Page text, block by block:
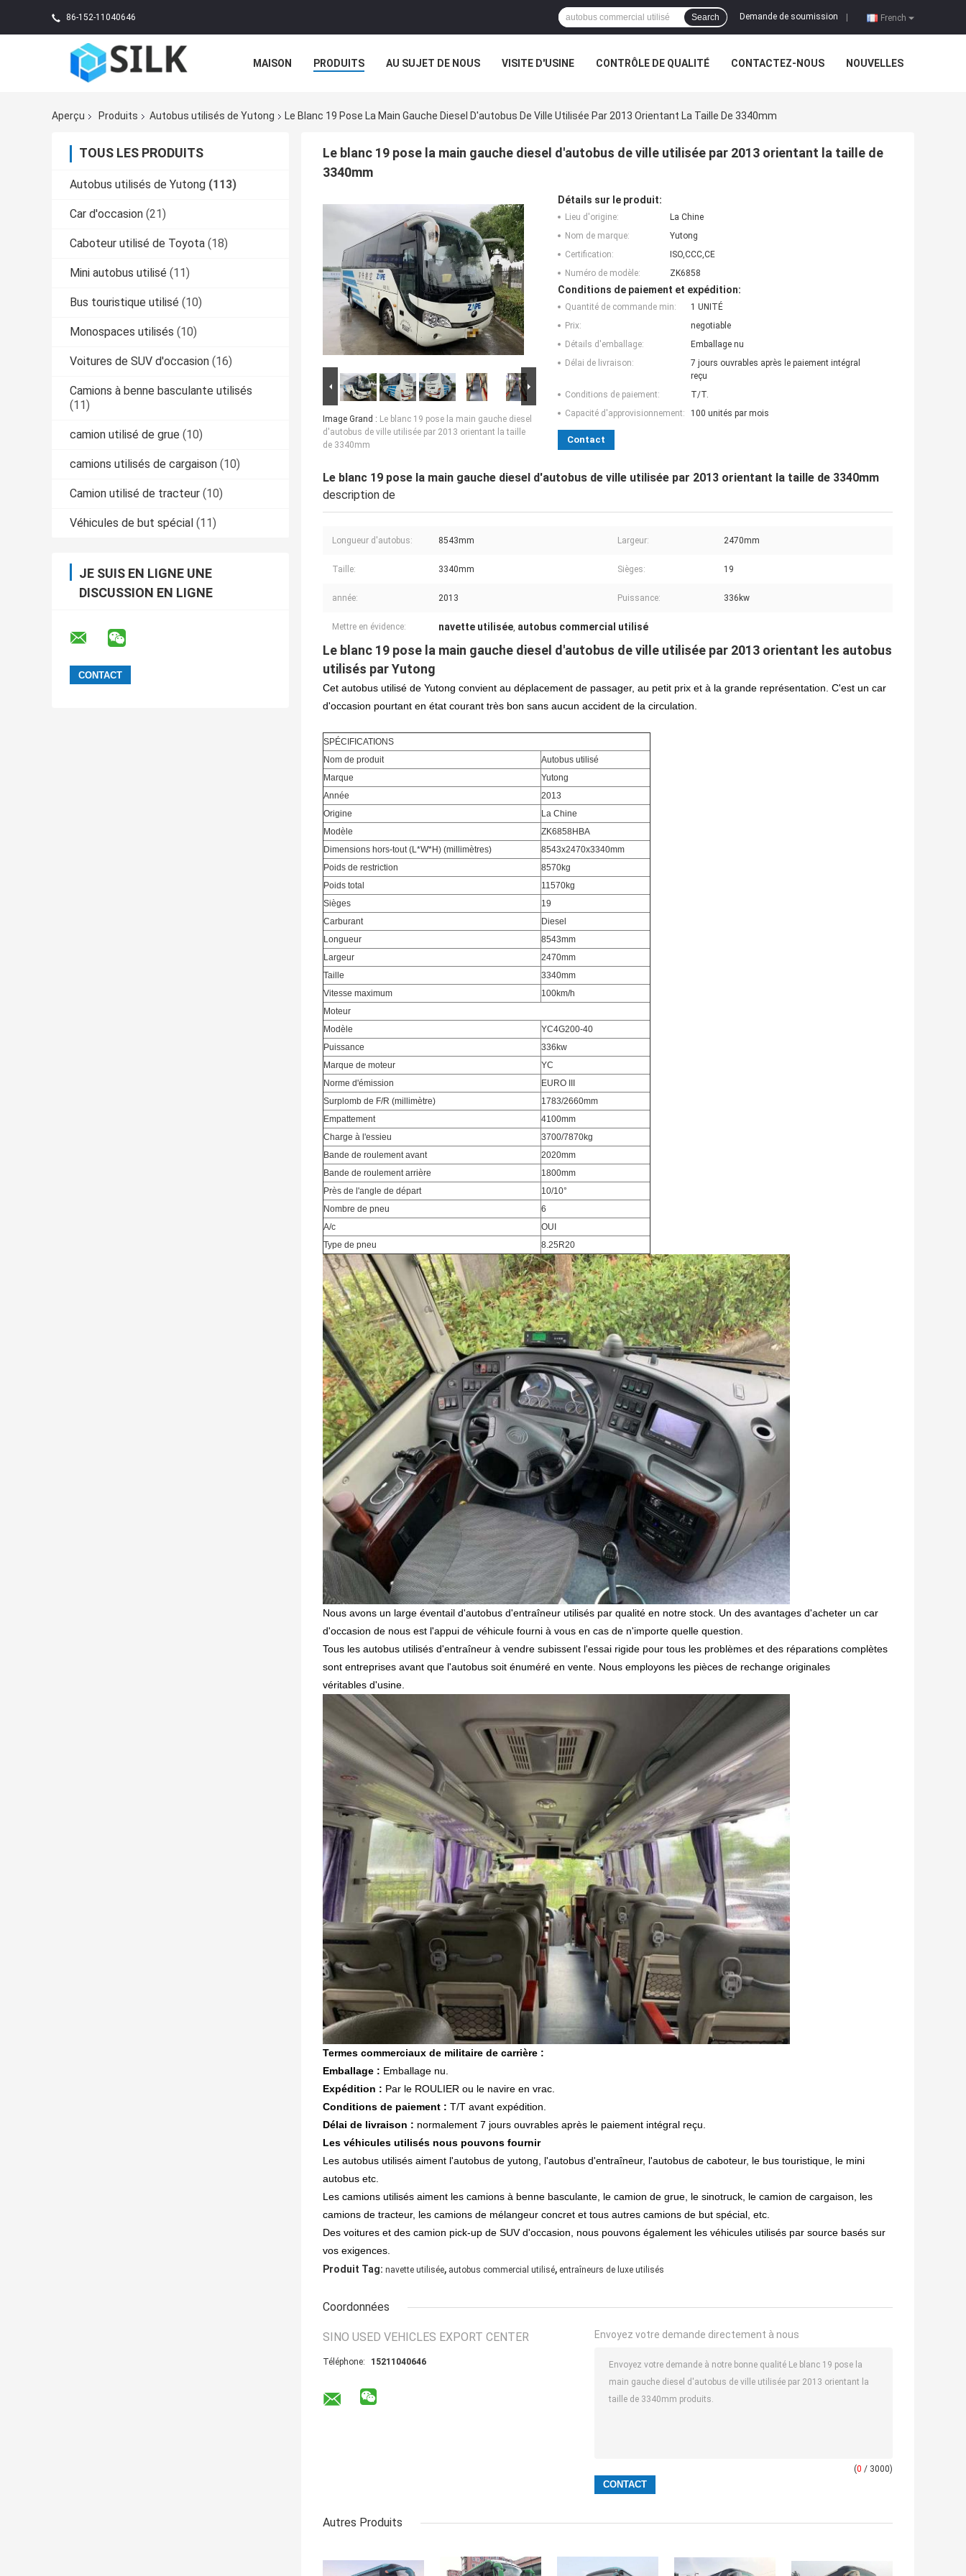
86-152-11040646 French
Demande de soumission
Search
MAISON PRODUITS AU SUJET DE NOUS VISITE D'USINE CONTRÔLE DE QUALITÉ CONTACTEZ-NOUS NOUVELLES
Aperçu Produits Autobus utilisés de Yutong Le Blanc 19 Pose La Main Gauche Diesel D'autobus De Ville Utilisée Par 2013 Orientant La Taille De 3340mm
TOUS LES PRODUITS
Autobus utilisés de Yutong (113)
Car d'occasion (21)
Caboteur utilisé de Toyota (18)
Mini autobus utilisé (11)
Bus touristique utilisé (10)
Monospaces utilisés (10)
Voitures de SUV d'occasion (16)
Camions à benne basculante utilisés
(11)
camion utilisé de grue (10)
camions utilisés de cargaison (10)
Camion utilisé de tracteur (10)
Véhicules de but spécial (11)
JE SUIS EN LIGNE UNE
DISCUSSION EN LIGNE
Le blanc 19 pose la main gauche diesel d'autobus de ville utilisée par 2013 orientant la taille de
3340mm
Image Grand : Le blanc 19 pose la main gauche diesel
d'autobus de ville utilisée par 2013 orientant la taille
de 3340mm
Détails sur le produit:
Lieu d'origine:
La Chine
Nom de marque:
Yutong
Certification:
ISO,CCC,CE
Numéro de modèle:
ZK6858
Conditions de paiement et expédition:
Quantité de commande min:
1 UNITÉ
Prix:
negotiable
Détails d'emballage:
Emballage nu
Délai de livraison:
7 jours ouvrables après le paiement intégral
reçu
Conditions de paiement:
T/T.
Capacité d'approvisionnement:
100 unités par mois
Contact
Le blanc 19 pose la main gauche diesel d'autobus de ville utilisée par 2013 orientant la taille de 3340mm
description de
Longueur d'autobus: 8543mm Largeur: 2470mm
Taille: 3340mm Sièges: 19
année: 2013 Puissance: 336kw
Mettre en évidence: navette utilisée, autobus commercial utilisé
Le blanc 19 pose la main gauche diesel d'autobus de ville utilisée par 2013 orientant les autobus
utilisés par Yutong
Cet autobus utilisé de Yutong convient au déplacement de passager, au petit prix et à la grande représentation. C'est un car
d'occasion pourtant en état courant très bon sans aucun accident de la circulation.
SPÉCIFICATIONS
Nom de produit
Autobus utilisé
Marque
Yutong
Année
2013
Origine
La Chine
Modèle
ZK6858HBA
Dimensions hors-tout (L*W*H) (millimètres)
8543x2470x3340mm
Poids de restriction
8570kg
Poids total
11570kg
Sièges
19
Carburant
Diesel
Longueur
8543mm
Largeur
2470mm
Taille
3340mm
Vitesse maximum
100km/h
Moteur
Modèle
YC4G200-40
Puissance
336kw
Marque de moteur
YC
Norme d'émission
EURO III
Surplomb de F/R (millimètre)
1783/2660mm
Empattement
4100mm
Charge à l'essieu
3700/7870kg
Bande de roulement avant
2020mm
Bande de roulement arrière
1800mm
Près de l'angle de départ
10/10°
Nombre de pneu
6
A/c
OUI
Type de pneu
8.25R20
Nous avons un large éventail d'autobus d'entraîneur utilisés par qualité en notre stock. Un des avantages d'acheter un car
d'occasion de nous est l'appui de véhicule fourni à vous en cas de n'importe quelle question.
Tous les autobus utilisés d'entraîneur à vendre subissent l'essai rigide pour tous les problèmes et des réparations complètes
sont entreprises avant que l'autobus soit énuméré en vente. Nous employons les pièces de rechange originales
véritables d'usine.
Termes commerciaux de militaire de carrière :
Emballage : Emballage nu.
Expédition : Par le ROULIER ou le navire en vrac.
Conditions de paiement : T/T avant expédition.
Délai de livraison : normalement 7 jours ouvrables après le paiement intégral reçu.
Les véhicules utilisés nous pouvons fournir
Les autobus utilisés aiment l'autobus de yutong, l'autobus d'entraîneur, l'autobus de caboteur, le bus touristique, le mini
autobus etc.
Les camions utilisés aiment les camions à benne basculante, le camion de grue, le sinotruck, le camion de cargaison, les
camions de tracteur, les camions de mélangeur concret et tous autres camions de but spécial, etc.
Des voitures et des camion pick-up de SUV d'occasion, nous pouvons également les véhicules utilisés par source basés sur
vos exigences.
Produit Tag: navette utilisée, autobus commercial utilisé, entraîneurs de luxe utilisés
Coordonnées
SINO USED VEHICLES EXPORT CENTER
Téléphone: 15211040646
Envoyez votre demande directement à nous
(0 / 3000)
Autres Produits